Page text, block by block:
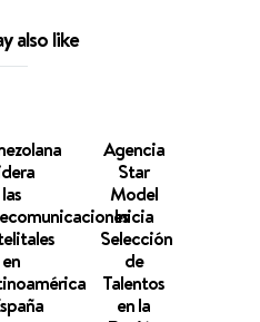
also like
las
en
Agencia
Star
Model
Inicia
Selección
de
Talentos
en la